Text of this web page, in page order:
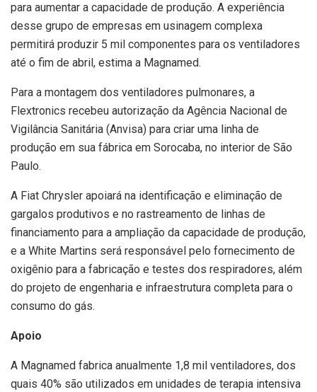
para aumentar a capacidade de produção. A experiência
desse grupo de empresas em usinagem complexa
permitirá produzir 5 mil componentes para os ventiladores
até o fim de abril, estima a Magnamed.
Para a montagem dos ventiladores pulmonares, a
Flextronics recebeu autorização da Agência Nacional de
Vigilância Sanitária (Anvisa) para criar uma linha de
produção em sua fábrica em Sorocaba, no interior de São
Paulo.
A Fiat Chrysler apoiará na identificação e eliminação de
gargalos produtivos e no rastreamento de linhas de
financiamento para a ampliação da capacidade de produção,
e a White Martins será responsável pelo fornecimento de
oxigênio para a fabricação e testes dos respiradores, além
do projeto de engenharia e infraestrutura completa para o
consumo do gás.
Apoio
A Magnamed fabrica anualmente 1,8 mil ventiladores, dos
quais 40% são utilizados em unidades de terapia intensiva